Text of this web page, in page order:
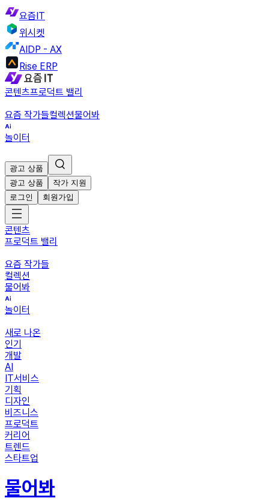
요즘IT
위시켓
AIDP - AX
Rise ERP
콘텐츠프로덕트 밸리
요즘 작가들컬렉션물어봐
놀이터
광고 상품
광고 상품
작가 지원
로그인
회원가입
콘텐츠
프로덕트 밸리
요즘 작가들
컬렉션
물어봐
놀이터
새로 나온
인기
개발
AI
IT서비스
기획
디자인
비즈니스
프로덕트
커리어
트렌드
스타트업
물어봐